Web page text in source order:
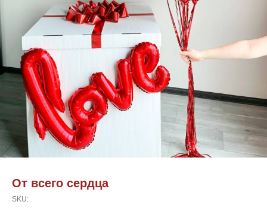
От всего сердца
SKU: